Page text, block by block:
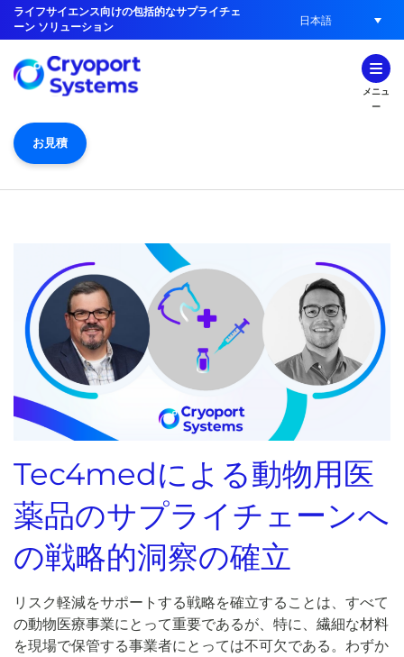
ライフサイエンス向けの包括的なサプライチェ
ーン ソリューション
日本語
メニュ
ー
お見積
Tec4medによる動物用医
薬品のサプライチェーンへ
の戦略的洞察の確立
リスク軽減をサポートする戦略を確立することは、すべて
の動物医療事業にとって重要であるが、特に、繊細な材料
を現場で保管する事業者にとっては不可欠である。わずか